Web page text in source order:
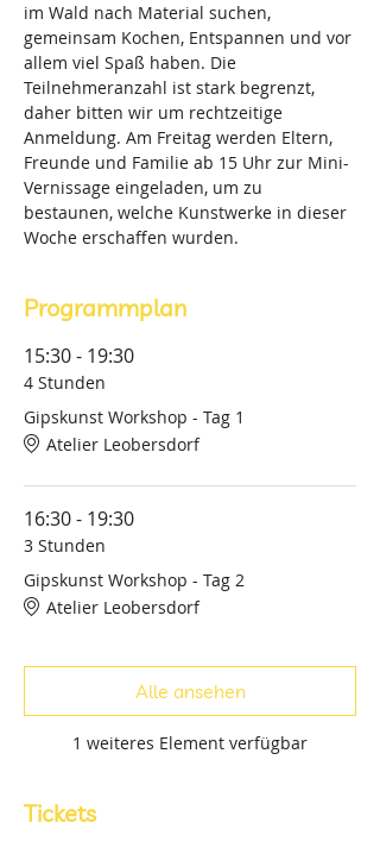
im Wald nach Material suchen,
gemeinsam Kochen, Entspannen und vor
allem viel Spaß haben. Die
Teilnehmeranzahl ist stark begrenzt,
daher bitten wir um rechtzeitige
Anmeldung. Am Freitag werden Eltern,
Freunde und Familie ab 15 Uhr zur Mini-
Vernissage eingeladen, um zu
bestaunen, welche Kunstwerke in dieser
Woche erschaffen wurden.
Programmplan
15:30 - 19:30
4 Stunden
Gipskunst Workshop - Tag 1
Atelier Leobersdorf
16:30 - 19:30
3 Stunden
Gipskunst Workshop - Tag 2
Atelier Leobersdorf
1 weiteres Element verfügbar
Alle ansehen
Tickets